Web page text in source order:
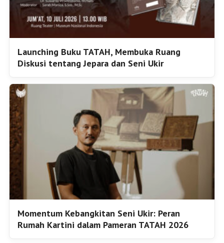
Launching Buku TATAH, Membuka Ruang
Diskusi tentang Jepara dan Seni Ukir
Momentum Kebangkitan Seni Ukir: Peran
Rumah Kartini dalam Pameran TATAH 2026